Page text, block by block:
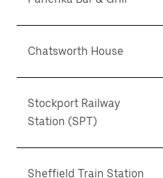
Chatsworth House
Stockport Railway
Station (SPT)
Sheffield Train Station